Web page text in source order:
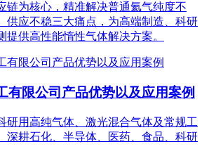
链为核心，精准解决普通氦气纯度不
供应不稳三大痛点，为高端制造、科研
提供高性能惰性气体解决方案。
有限公司产品优势以及应用案例
研用高纯气体、激光混合气体及常规工
深耕石化、半导体、医药、食品、科研